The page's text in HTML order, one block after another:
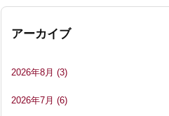
アーカイブ
2026年8月 (3)
2026年7月 (6)